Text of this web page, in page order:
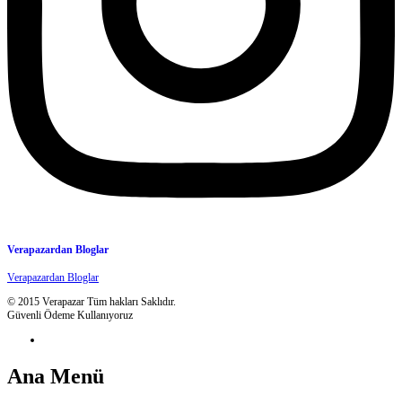
Verapazardan Bloglar
Verapazardan Bloglar
© 2015 Verapazar Tüm hakları Saklıdır.
Güvenli Ödeme Kullanıyoruz
Ana Menü